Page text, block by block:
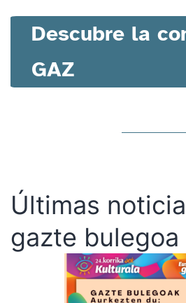
Descubre la
GAZ
Últimas
gazte bulegoa